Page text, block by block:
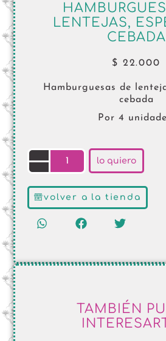
LENTEJAS,
CEBADA
$ 22.000
Hamburguesas de
cebada
Por 4
lo quiero
volver a la tienda
TAMBIÉN